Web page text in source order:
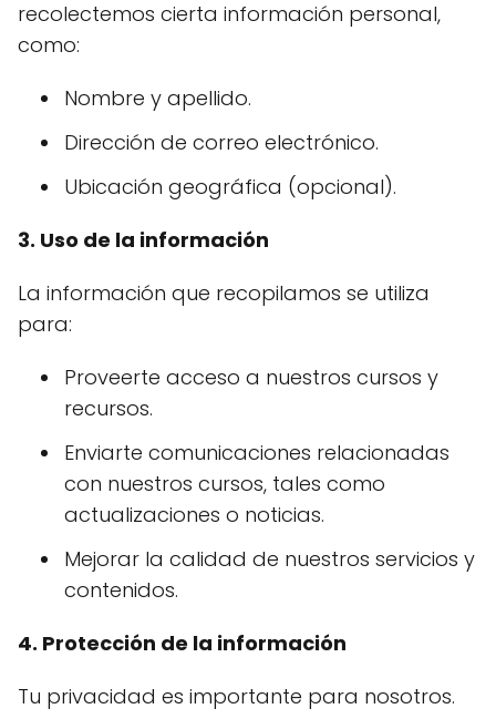
recolectemos cierta información personal,
como:
Nombre y apellido.
Dirección de correo electrónico.
Ubicación geográfica (opcional).
3. Uso de la información
La información que recopilamos se utiliza
para:
Proveerte acceso a nuestros cursos y
recursos.
Enviarte comunicaciones relacionadas
con nuestros cursos, tales como
actualizaciones o noticias.
Mejorar la calidad de nuestros servicios y
contenidos.
4. Protección de la información
Tu privacidad es importante para nosotros.